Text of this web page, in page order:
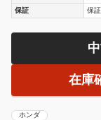
保証
保
在庫
ホンダ